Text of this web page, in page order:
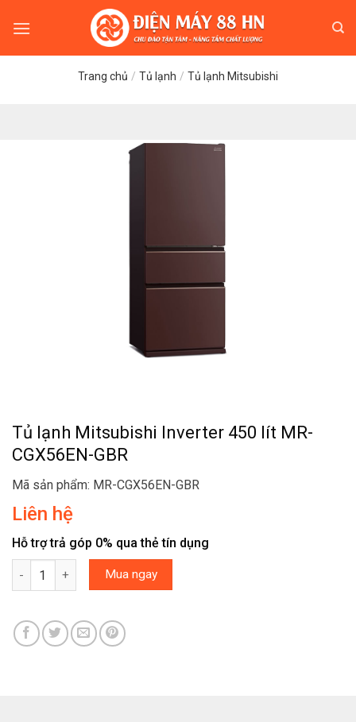
Trang chủ / Tủ lạnh / Tủ lạnh Mitsubishi
Tủ lạnh Mitsubishi Inverter 450 lít MR-
CGX56EN-GBR
Mã sản phẩm: MR-CGX56EN-GBR
Liên hệ
Hỗ trợ trả góp 0% qua thẻ tín dụng
Tủ lạnh Mitsubishi Inverter 450 lít MR-CGX56EN-GBR số lượng
Mua ngay